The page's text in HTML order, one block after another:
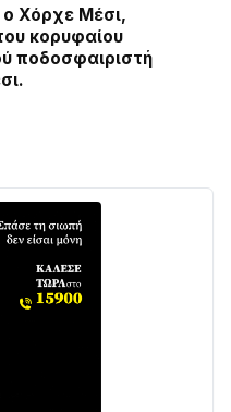
Χόρχε Μέσι,
κορυφαίου
ποδοσφαιριστή